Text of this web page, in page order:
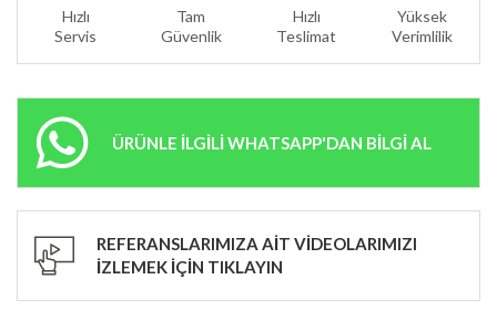
Hızlı
Servis
Tam
Güvenlik
Hızlı
Teslimat
Yüksek
Verimlilik
ÜRÜNLE İLGİLİ WHATSAPP'DAN BİLGİ AL
REFERANSLARIMIZA AİT VİDEOLARIMIZI
İZLEMEK İÇİN TIKLAYIN